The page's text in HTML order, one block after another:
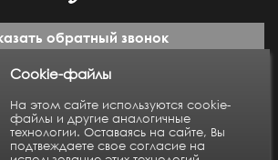
обратный звонок
Пн-Пт: с 9:00 до 18:00
Карта сайта
Cookie-файлы
На этом сайте используются cookie-
файлы и другие аналогичные
технологии. Оставаясь на сайте, Вы
подтвеждаете свое согласие на